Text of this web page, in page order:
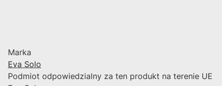
Marka
Eva Solo
Podmiot odpowiedzialny za ten produkt na terenie UE